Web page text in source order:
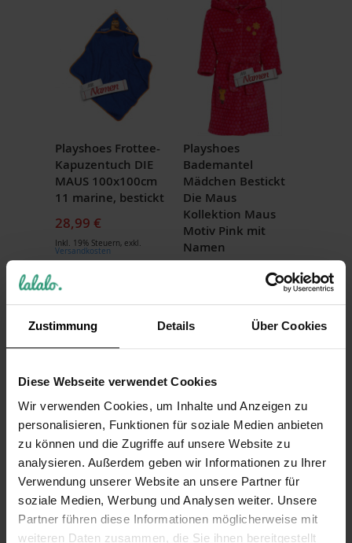
Zustimmung Details Über Cookies
Diese Webseite verwendet Cookies
Wir verwenden Cookies, um Inhalte und Anzeigen zu
personalisieren, Funktionen für soziale Medien anbieten
zu können und die Zugriffe auf unsere Website zu
analysieren. Außerdem geben wir Informationen zu Ihrer
Verwendung unserer Website an unsere Partner für
soziale Medien, Werbung und Analysen weiter. Unsere
Partner führen diese Informationen möglicherweise mit
weiteren Daten zusammen, die Sie ihnen bereitgestellt
Playshoes Frottee-
Kapuzentuch DIE
MAUS 100x100cm
11 marine, bestickt
28,99 €
Inkl. 19% Steuern, exkl.
Versandkosten
Playshoes
Bademantel
Mädchen Bestickt
Die Maus
Kollektion Maus
Motiv Pink mit
Namen
Playshoes DIE
MAUS Kollektion
Bademantel mit
Namen bestickt,
Playshoes Mädchen
Bademantel mit
Namen bestickt Die
Maus Motiv Maus